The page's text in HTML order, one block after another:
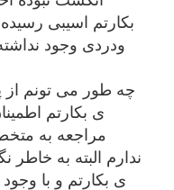
بکارتم اسیبی
ودردی وجود
چه طور می تونم از
ی بکارتم
مراجعه به
ندارم البته به خاطر
ی بکارتم و با